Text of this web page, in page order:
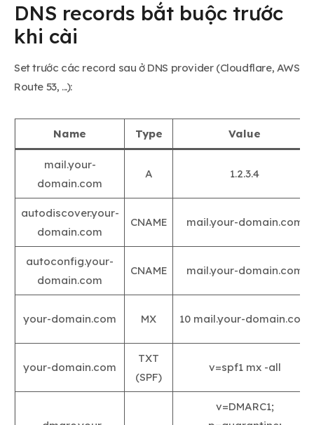
DNS records bắt buộc trước
khi cài
Set trước các record sau ở DNS provider (Cloudflare, AWS
Route 53, ...):
Name Type Value
mail.your-
domain.com
A 1.2.3.4
autodiscover.your-
domain.com
CNAME mail.your-domain.com
autoconfig.your-
domain.com
CNAME mail.your-domain.com
your-domain.com MX 10 mail.your-domain.com
your-domain.com
TXT
(SPF)
v=spf1 mx -all
v=DMARC1;